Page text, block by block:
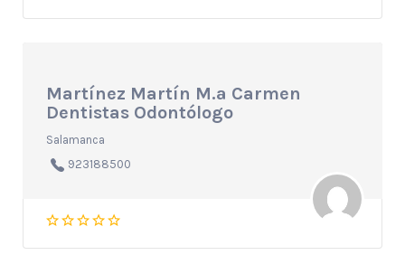
Martínez Martín M.ª Carmen
Dentistas Odontólogo
Salamanca
923188500